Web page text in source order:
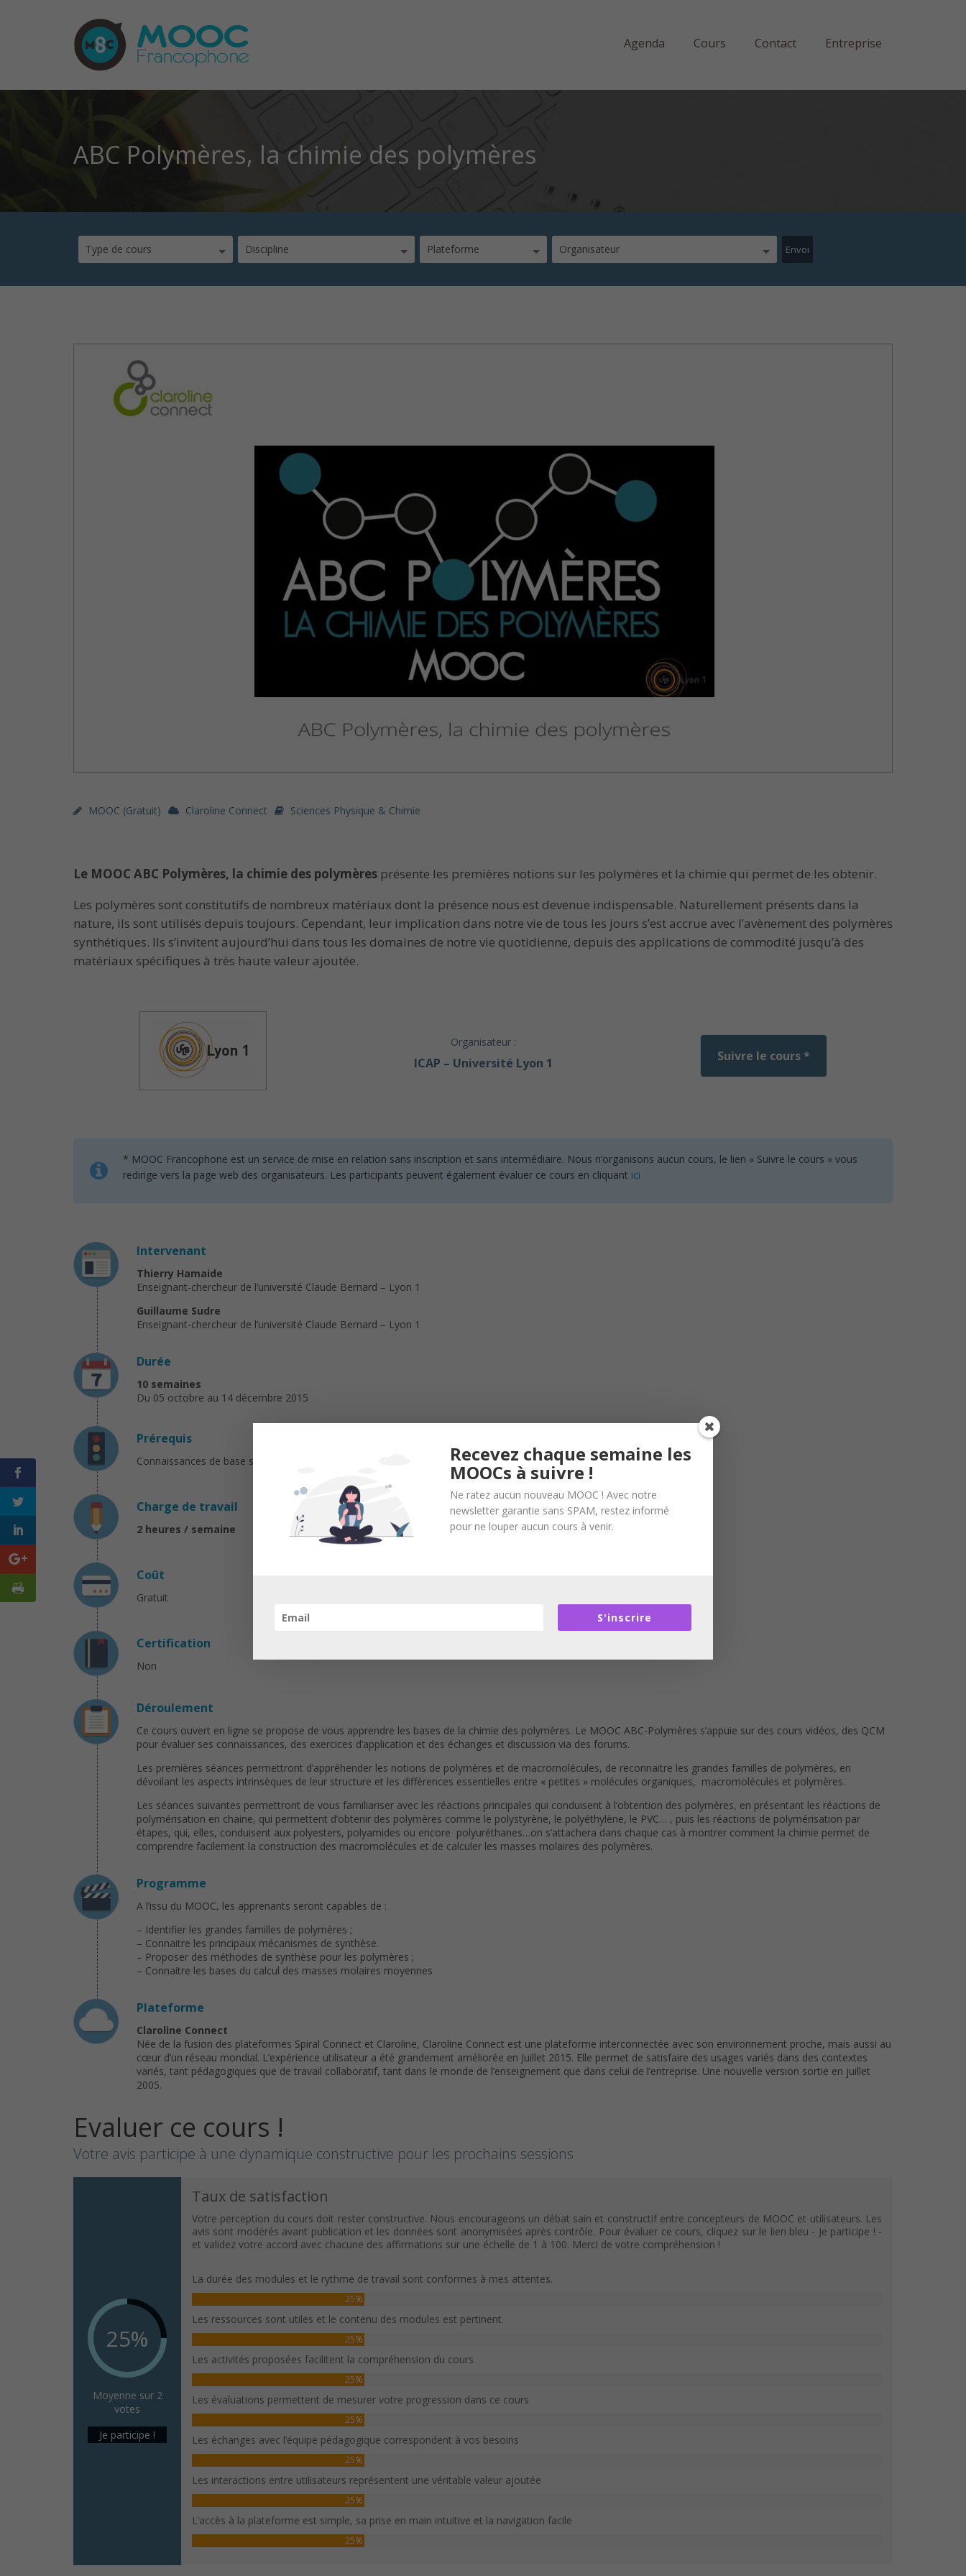
Agenda Cours Contact Entreprise
ABC Polymères, la chimie des polymères
Type de cours Discipline Plateforme Organisateur
MOOC (gratuit) Claroline Connect Sciences Physique & Chimie
Le MOOC ABC Polymères, la chimie des polymères présente les premières notions sur les polymères et la chimie qui permet de les obtenir.
Les polymères sont constitutifs de nombreux matériaux dont la présence nous est devenue indispensable. Naturellement présents dans la
nature, ils sont utilisés depuis toujours. Cependant, leur implication dans notre vie de tous les jours s’est accrue avec l’avènement des polymères
synthétiques. Ils s’invitent aujourd’hui dans tous les domaines de notre vie quotidienne, depuis des applications de commodité jusqu’à des
matériaux spécifiques à très haute valeur ajoutée.
Organisateur :
ICAP – Université Lyon 1 Suivre le cours *
* MOOC Francophone est un service de mise en relation sans inscription et sans intermédiaire. Nous n’organisons aucun cours, le lien « Suivre le cours » vous
redirige vers la page web des organisateurs. Les participants peuvent également évaluer ce cours en cliquant ici
Intervenant
Thierry Hamaide
Enseignant-chercheur de l’université Claude Bernard – Lyon 1
Guillaume Sudre
Enseignant-chercheur de l’université Claude Bernard – Lyon 1
Durée
10 semaines
Du 05 octobre au 14 décembre 2015
Prérequis
Connaissances de base sur la réactivité en chimie organique.
Charge de travail
2 heures / semaine
Coût
Gratuit
Certification
Non
Déroulement
Ce cours ouvert en ligne se propose de vous apprendre les bases de la chimie des polymères. Le MOOC ABC-Polymères s’appuie sur des cours vidéos, des QCM
pour évaluer ses connaissances, des exercices d’application et des échanges et discussion via des forums.
Les premières séances permettront d’appréhender les notions de polymères et de macromolécules, de reconnaitre les grandes familles de polymères, en
dévoilant les aspects intrinsèques de leur structure et les différences essentielles entre « petites » molécules organiques, macromolécules et polymères.
Les séances suivantes permettront de vous familiariser avec les réactions principales qui conduisent à l’obtention des polymères, en présentant les réactions de
polymérisation en chaine, qui permettent d’obtenir des polymères comme le polystyrène, le polyéthylène, le PVC… , puis les réactions de polymérisation par
étapes, qui, elles, conduisent aux polyesters, polyamides ou encore polyuréthanes…on s’attachera dans chaque cas à montrer comment la chimie permet de
comprendre facilement la construction des macromolécules et de calculer les masses molaires des polymères.
Programme
A l’issu du MOOC, les apprenants seront capables de :
– Identifier les grandes familles de polymères ;
– Connaitre les principaux mécanismes de synthèse.
– Proposer des méthodes de synthèse pour les polymères ;
– Connaitre les bases du calcul des masses molaires moyennes
Plateforme
Claroline Connect
Née de la fusion des plateformes Spiral Connect et Claroline, Claroline Connect est une plateforme interconnectée avec son environnement proche, mais aussi au
cœur d’un réseau mondial. L’expérience utilisateur a été grandement améliorée en Juillet 2015. Elle permet de satisfaire des usages variés dans des contextes
variés, tant pédagogiques que de travail collaboratif, tant dans le monde de l’enseignement que dans celui de l’entreprise. Une nouvelle version sortie en juillet
2005.
Evaluer ce cours !
Votre avis participe à une dynamique constructive pour les prochains sessions
25%
Moyenne sur 2
votes
Je participe !
Taux de satisfaction
Votre perception du cours doit rester constructive. Nous encourageons un débat sain et constructif entre concepteurs de MOOC et utilisateurs. Les
avis sont modérés avant publication et les données sont anonymisées après contrôle. Pour évaluer ce cours, cliquez sur le lien bleu - Je participe ! -
et validez votre accord avec chacune des affirmations sur une échelle de 1 à 100. Merci de votre compréhension !
La durée des modules et le rythme de travail sont conformes à mes attentes.
25%
Les ressources sont utiles et le contenu des modules est pertinent.
25%
Les activités proposées facilitent la compréhension du cours
25%
Les évaluations permettent de mesurer votre progression dans ce cours
25%
Les échanges avec l’équipe pédagogique correspondent à vos besoins
25%
Les interactions entre utilisateurs représentent une véritable valeur ajoutée
25%
L’accès à la plateforme est simple, sa prise en main intuitive et la navigation facile
25%
Recevez chaque semaine les
MOOCs à suivre !
Ne ratez aucun nouveau MOOC ! Avec notre
newsletter garantie sans SPAM, restez informé
pour ne louper aucun cours à venir.
S'inscrire